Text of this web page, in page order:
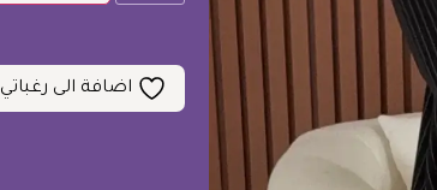
اضافة الى رغباتي